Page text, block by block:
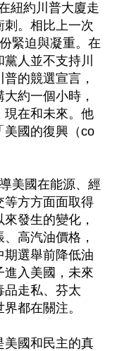
紐約川普大廈走
。相比上一次
緊迫與凝重。在
人並不支持川
的競選宣言，
約一個小時，
現在和未來。他
美國的復興（co
美國在能源、經
等方方面面取得
發生的變化，
高汽油價格，
期選舉前降低油
進入美國，未來
品走私、芬太
都在關注。
美國和民主的真